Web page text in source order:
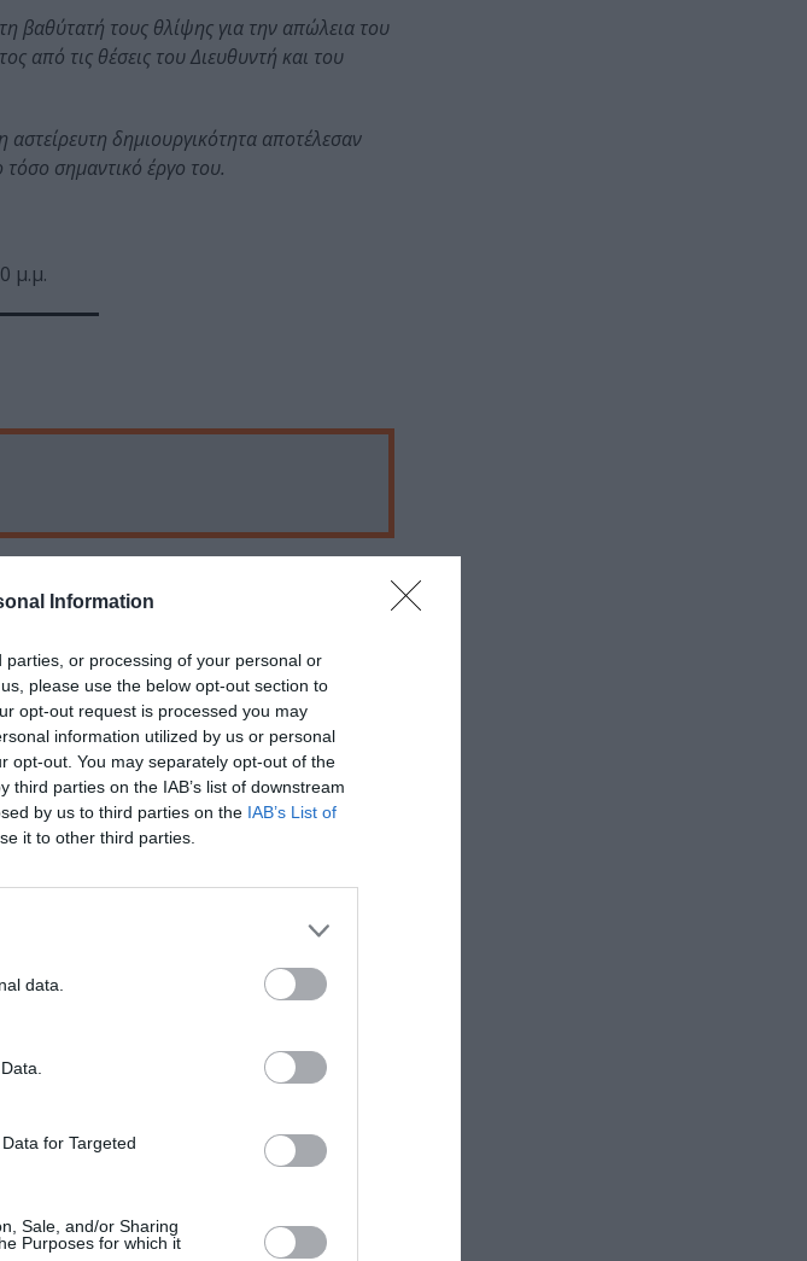
Information
or processing of your personal or
please use the below opt-out section to
opt-out request is processed you may
information utilized by us or personal
opt-out. You may separately opt-out of the
parties on the IAB’s list of downstream
by us to third parties on the IAB’s List of
it to other third parties.
data.
for Targeted
Sale, and/or Sharing
Purposes for which it
βαθύτατή τους θλίψης για την απώλεια του
από τις θέσεις του Διευθυντή και του
δημιουργικότητα αποτέλεσαν
σημαντικό έργο του.
μ.μ.
Δες εδώ! ❯